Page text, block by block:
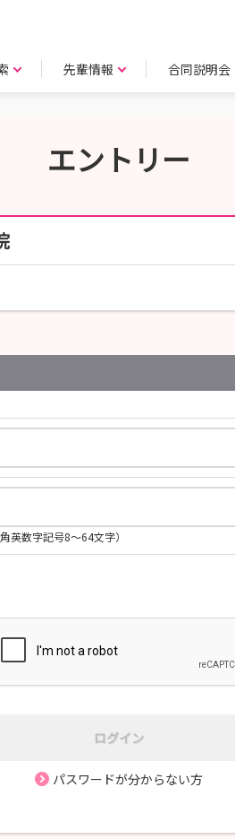
先輩情報 合同説明会
エントリー
角英数字記号8～64文字）
ログイン
パスワードが分からない方